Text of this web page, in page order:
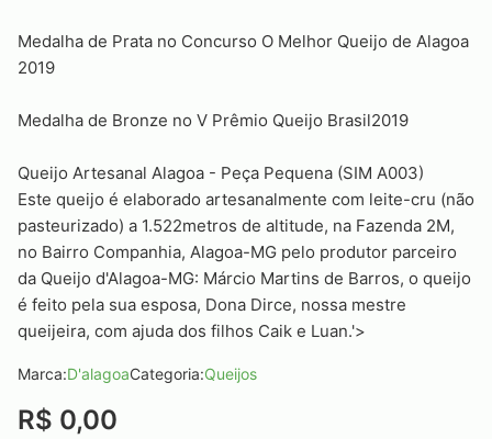
Medalha de Prata no Concurso O Melhor Queijo de Alagoa
2019
Medalha de Bronze no V Prêmio Queijo Brasil2019
Queijo Artesanal Alagoa - Peça Pequena (SIM A003)
Este queijo é elaborado artesanalmente com leite-cru (não
pasteurizado) a 1.522metros de altitude, na Fazenda 2M,
no Bairro Companhia, Alagoa-MG pelo produtor parceiro
da Queijo d'Alagoa-MG: Márcio Martins de Barros, o queijo
é feito pela sua esposa, Dona Dirce, nossa mestre
queijeira, com ajuda dos filhos Caik e Luan.'>
Marca:D'alagoaCategoria:Queijos
R$ 0,00